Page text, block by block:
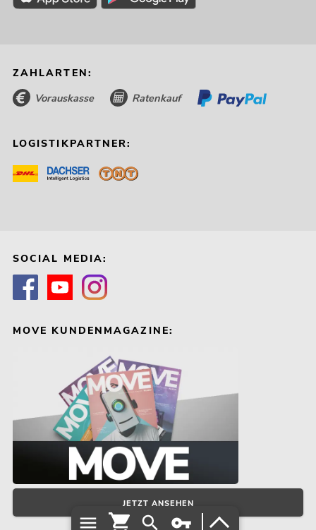
ZAHLARTEN:
Vorauskasse Ratenkauf
LOGISTIKPARTNER:
SOCIAL MEDIA:
MOVE KUNDENMAGAZINE:
JETZT ANSEHEN